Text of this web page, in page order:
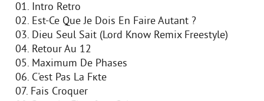
01. Intro Retro
02. Est-Ce Que Je Dois En Faire Autant ?
03. Dieu Seul Sait (Lord Know Remix Freestyle)
04. Retour Au 12
05. Maximum De Phases
06. C'est Pas La Fкte
07. Fais Croquer